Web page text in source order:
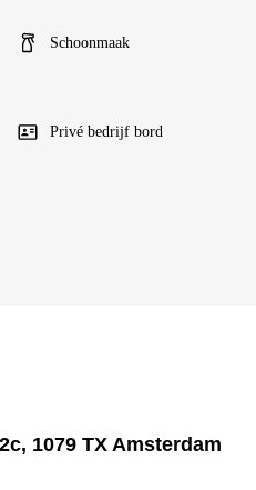
Schoonmaak
Privé bedrijf bord
1079 TX Amsterdam